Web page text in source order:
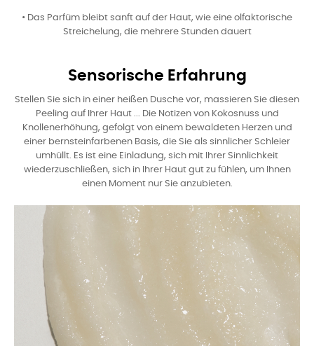
• Das Parfüm bleibt sanft auf der Haut, wie eine olfaktorische
Streichelung, die mehrere Stunden dauert
Sensorische Erfahrung
Stellen Sie sich in einer heißen Dusche vor, massieren Sie diesen
Peeling auf Ihrer Haut ... Die Notizen von Kokosnuss und
Knollenerhöhung, gefolgt von einem bewaldeten Herzen und
einer bernsteinfarbenen Basis, die Sie als sinnlicher Schleier
umhüllt. Es ist eine Einladung, sich mit Ihrer Sinnlichkeit
wiederzuschließen, sich in Ihrer Haut gut zu fühlen, um Ihnen
einen Moment nur Sie anzubieten.